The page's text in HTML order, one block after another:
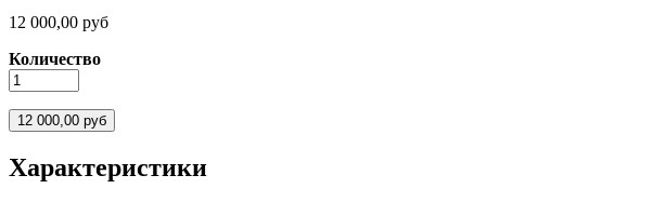
12 000,00 руб
Количество
Характеристики